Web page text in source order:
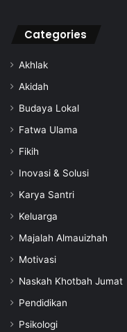
Categories
Akhlak
Akidah
Budaya Lokal
Fatwa Ulama
Fikih
Inovasi & Solusi
Karya Santri
Keluarga
Majalah Almauizhah
Motivasi
Naskah Khotbah Jumat
Pendidikan
Psikologi